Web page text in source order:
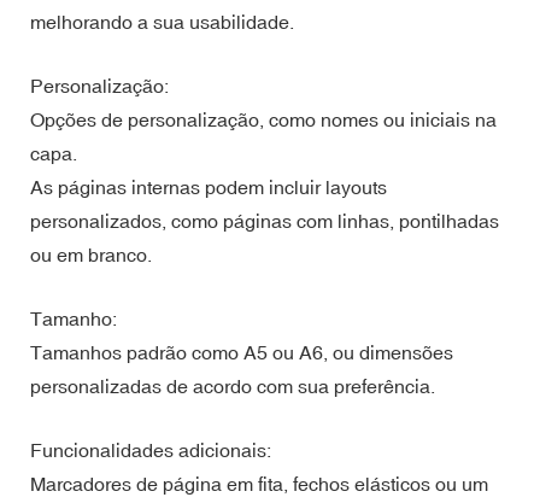
melhorando a sua usabilidade.
Personalização:
Opções de personalização, como nomes ou iniciais na
capa.
As páginas internas podem incluir layouts
personalizados, como páginas com linhas, pontilhadas
ou em branco.
Tamanho:
Tamanhos padrão como A5 ou A6, ou dimensões
personalizadas de acordo com sua preferência.
Funcionalidades adicionais:
Marcadores de página em fita, fechos elásticos ou um